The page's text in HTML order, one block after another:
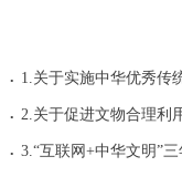
. 1.关于实施中华优秀传
. 2.关于促进文物合理利
. 3.“互联网+中华文明”